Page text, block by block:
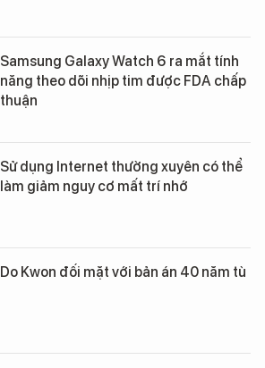
Samsung Galaxy Watch 6 ra mắt tính
năng theo dõi nhịp tim được FDA chấp
thuận
Sử dụng Internet thường xuyên có thể
làm giảm nguy cơ mất trí nhớ
Do Kwon đối mặt với bản án 40 năm tù